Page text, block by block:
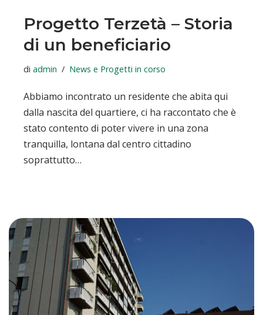
Progetto Terzetà – Storia
di un beneficiario
di admin News e Progetti in corso
Abbiamo incontrato un residente che abita qui
dalla nascita del quartiere, ci ha raccontato che è
stato contento di poter vivere in una zona
tranquilla, lontana dal centro cittadino
soprattutto…